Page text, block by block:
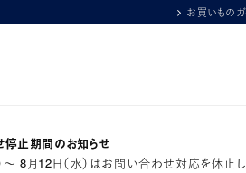
お買いものガ
停止期間のお知らせ
～ 8月12日（水）はお問い合わせ対応を休止し